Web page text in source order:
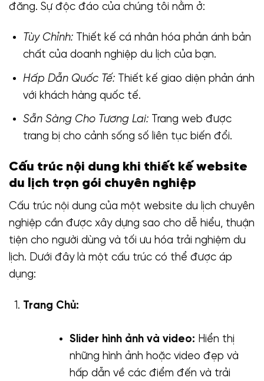
đăng. Sự độc đáo của chúng tôi nằm ở:
Tùy Chỉnh:Thiết kế cá nhân hóa phản ánh bản
chất của doanh nghiệp du lịch của bạn.
Hấp Dẫn Quốc Tế:Thiết kế giao diện phản ánh
với khách hàng quốc tế.
Sẵn Sàng Cho Tương Lai:Trang web được
trang bị cho cảnh sống số liên tục biến đổi.
Cấu trúc nội dung khi thiết kế website
du lịch trọn gói chuyên nghiệp
Cấu trúc nội dung của một website du lịch chuyên
nghiệp cần được xây dựng sao cho dễ hiểu, thuận
tiện cho người dùng và tối ưu hóa trải nghiệm du
lịch. Dưới đây là một cấu trúc có thể được áp
dụng:
Trang Chủ:
Slider hình ảnh và video: Hiển thị
những hình ảnh hoặc video đẹp và
hấp dẫn về các điểm đến và trải